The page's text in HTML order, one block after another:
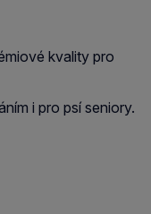
kvality pro
i pro psí seniory.